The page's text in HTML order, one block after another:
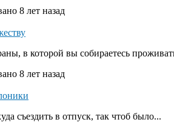
8 лет назад
в которой вы собираетесь
8 лет назад
съездить в отпуск, так чтоб было...